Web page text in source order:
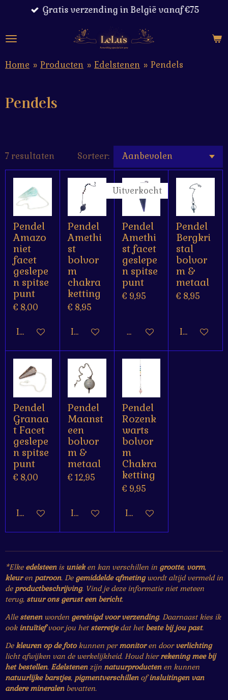
naar
hoofdinhoud
Gratis verzending in België vanaf €75
Home » Producten » Edelstenen » Pendels
Pendels
7 resultaten Sorteer:
Pendel
Amazo
niet
facet
geslepe
n spitse
punt
€ 8,00
In winkelwagen
Pendel
Amethi
st
bolvor
m
chakra
ketting
€ 8,95
In winkelwagen
Uitverkocht
Pendel
Amethi
st facet
geslepe
n spitse
punt
€ 9,95
Houd mij op de hoogte
Pendel
Bergkri
stal
bolvor
m &
metaal
€ 8,95
In
Pendel
Granaa
t Facet
geslepe
n spitse
punt
€ 8,00
In winkelwagen
Pendel
Maanst
een
bolvor
m &
metaal
€ 12,95
In winkelwagen
Pendel
Rozenk
warts
bolvor
m
Chakra
ketting
€ 9,95
In winkelwagen
*Elke edelsteenis unieken kan verschillen in grootte, vorm,
kleuren patroon. De gemiddelde afmetingwordt altijd vermeld in
de productbeschrijving. Vind je deze informatie niet meteen
terug, stuur ons gerust een bericht.
Alle stenenworden gereinigd voor verzending. Daarnaast kies ik
ook intuïtiefvoor jou het sterretjedat het beste bij jou past.
Dekleuren op de fotokunnen permonitoren doorverlichting
licht afwijken van de werkelijkheid. Houd hierrekening mee bij
het bestellen. Edelstenenzijn natuurproductenen kunnen
natuurlijke barstjes, pigmentverschillenofinsluitingen van
andere mineralenbevatten.